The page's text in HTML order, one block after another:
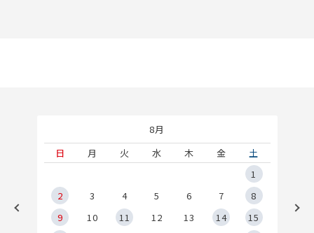
8月
日
月 火 水 木 金
土
1
2
3 4 5 6 7
8
9
10 11 12 13 14
15